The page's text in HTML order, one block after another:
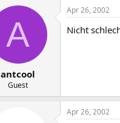
A
antcool
Guest
Apr 26, 2002
Nicht
Apr 26, 2002